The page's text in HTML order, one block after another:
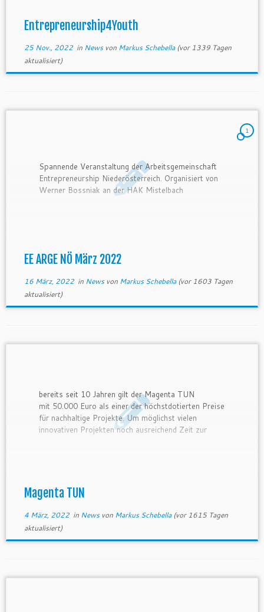
Entrepreneurship4Youth
25 Nov., 2022in News von Markus Schebella(vor 1339 Tagen
aktualisiert)
1
Spannende Veranstaltung der Arbeitsgemeinschaft
Entrepreneurship Niederösterreich. Organisiert von
Werner Bossniak an der HAK Mistelbach
EE ARGE NÖ März 2022
16 März, 2022in News von Markus Schebella(vor 1603 Tagen
aktualisiert)
bereits seit 10 Jahren gilt der Magenta TUN
mit 50.000 Euro als einer der höchstdotierten Preise
für nachhaltige Projekte. Um möglichst vielen
innovativen Projekten noch ausreichend Zeit zur
können ihre kreativen Ansätze ins […]
Magenta TUN
4 März, 2022in News von Markus Schebella(vor 1615 Tagen
aktualisiert)